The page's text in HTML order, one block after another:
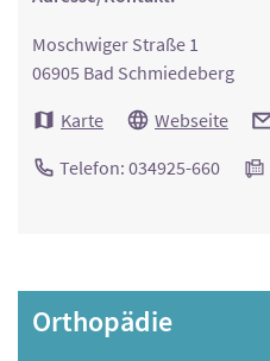
Moschwiger Straße 1
06905 Bad Schmiedeberg
Karte
Webseite
Telefon: 034925-660
Orthopädie